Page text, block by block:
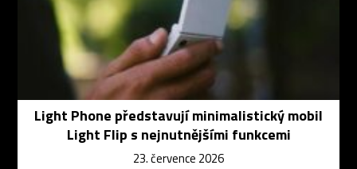
Light Phone představují minimalistický mobil
Light Flip s nejnutnějšími funkcemi
23. července 2026